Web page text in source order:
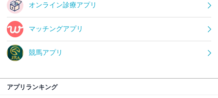
オンライン診療アプリ
マッチングアプリ
競馬アプリ
アプリランキング